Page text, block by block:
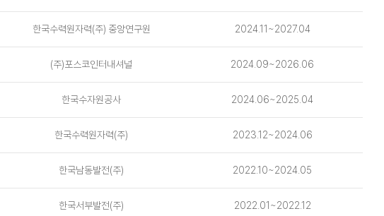
한국수력원자력(주) 중앙연구원 2024.11~2027.04
(주)포스코인터내셔널 2024.09~2026.06
한국수자원공사 2024.06~2025.04
한국수력원자력(주) 2023.12~2024.06
한국남동발전(주) 2022.10~2024.05
한국서부발전(주) 2022.01~2022.12